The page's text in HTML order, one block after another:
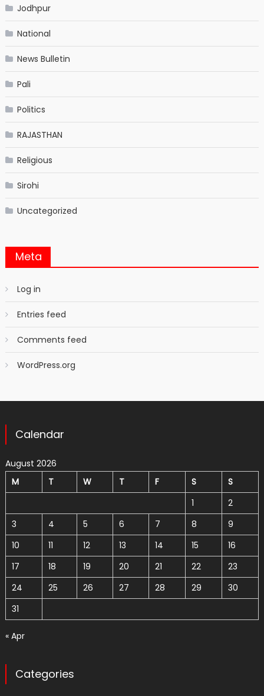
Jodhpur
National
News Bulletin
Pali
Politics
RAJASTHAN
Religious
Sirohi
Uncategorized
Meta
Log in
Entries feed
Comments feed
WordPress.org
Calendar
August 2026
M
T W T F S
S
1
2
3
4 5 6 7 8
9
10
11 12 13 14 15
16
17
18 19 20 21 22
23
24
25 26 27 28 29
30
31
« Apr
Categories